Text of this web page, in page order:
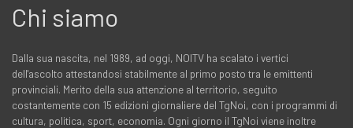
Chi siamo
Dalla sua nascita, nel 1989, ad oggi, NOITV ha scalato i vertici
dell'ascolto attestandosi stabilmente al primo posto tra le emittenti
provinciali. Merito della sua attenzione al territorio, seguito
costantemente con 15 edizioni giornaliere del TgNoi, con i programmi di
cultura, politica, sport, economia. Ogni giorno il TgNoi viene inoltre